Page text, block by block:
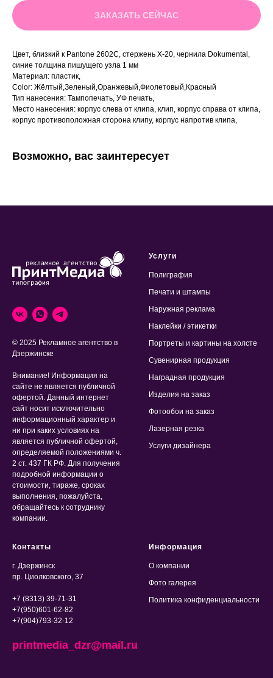
ЗАКАЗАТЬ СЕЙЧАС
Цвет, близкий к Pantone 2602C, стержень Х-20, чернила Dokumental,
синие толщина пишущего узла 1 мм
Материал: пластик,
Color: Жёлтый,Зеленый,Оранжевый,Фиолетовый,Красный
Тип нанесения: Тампопечать, УФ печать,
Место нанесения: корпус слева от клипа, клип, корпус справа от клипа,
корпус противоположная сторона клипу, корпус напротив клипа,
Возможно, вас заинтересует
© 2025 Рекламное агентство в
Дзержинске
Внимание! Информация на
сайте не является публичной
офертой. Данный интернет
сайт носит исключительно
информационный характер и
ни при каких условиях на
является публичной офертой,
определяемой положениями ч.
2 ст. 437 ГК РФ. Для получения
подробной информации о
стоимости, тираже, сроках
выполнения, пожалуйста,
обращайтесь к сотруднику
компании.
Услуги
Полиграфия
Печати и штампы
Наружная реклама
Наклейки / этикетки
Портреты и картины на холсте
Сувенирная продукция
Наградная продукция
Изделия на заказ
Фотообои на заказ
Лазерная резка
Услуги дизайнера
Контакты
г. Дзержинск
пр. Циолковского, 37
+7 (8313) 39-71-31
+7(950)601-62-82
+7(904)793-32-12
printmedia_dzr@mail.ru
Информация
О компании
Фото галерея
Политика конфиденциальности